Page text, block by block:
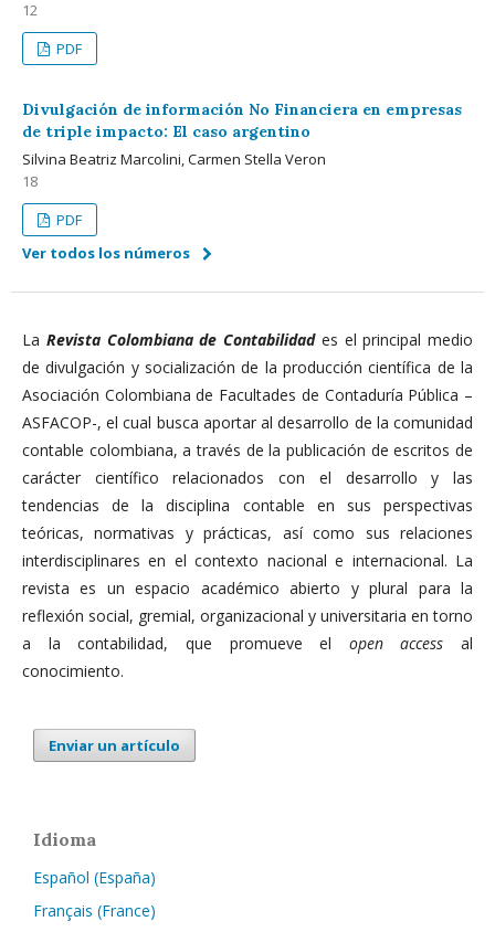
12
PDF
Divulgación de información No Financiera en empresas
de triple impacto: El caso argentino
Silvina Beatriz Marcolini, Carmen Stella Veron
18
PDF
Ver todos los números
La Revista Colombiana de Contabilidades el principal medio
de divulgación y socialización de la producción científica de la
Asociación Colombiana de Facultades de Contaduría Pública –
ASFACOP-, el cual busca aportar al desarrollo de la comunidad
contable colombiana, a través de la publicación de escritos de
carácter científico relacionados con el desarrollo y las
tendencias de la disciplina contable en sus perspectivas
teóricas, normativas y prácticas, así como sus relaciones
interdisciplinares en el contexto nacional e internacional. La
revista es un espacio académico abierto y plural para la
reflexión social, gremial, organizacional y universitaria en torno
a la contabilidad, que promueve el open access al
conocimiento.
Enviar un artículo
Idioma
Español (España)
Français (France)